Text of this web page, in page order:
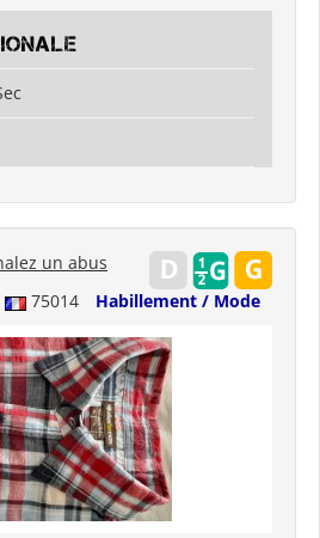
75014 Habillement / Mode
un abus